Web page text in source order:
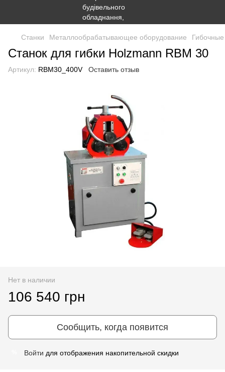
Станки Металлообрабатывающее оборудование Гибочные
Станок для гибки Holzmann RBM 30
Артикул: RBM30_400V Оставить отзыв
Нет в наличии
106 540 грн
Сообщить, когда появится
Войти для отображения накопительной скидки